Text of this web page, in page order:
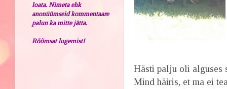
Hästi palju oli alguses
Mind häiris, et ma ei
loata. Nimeta ehk
anonüümseid kommentaare
palun ka mitte jätta.
Rõõmsat lugemist!